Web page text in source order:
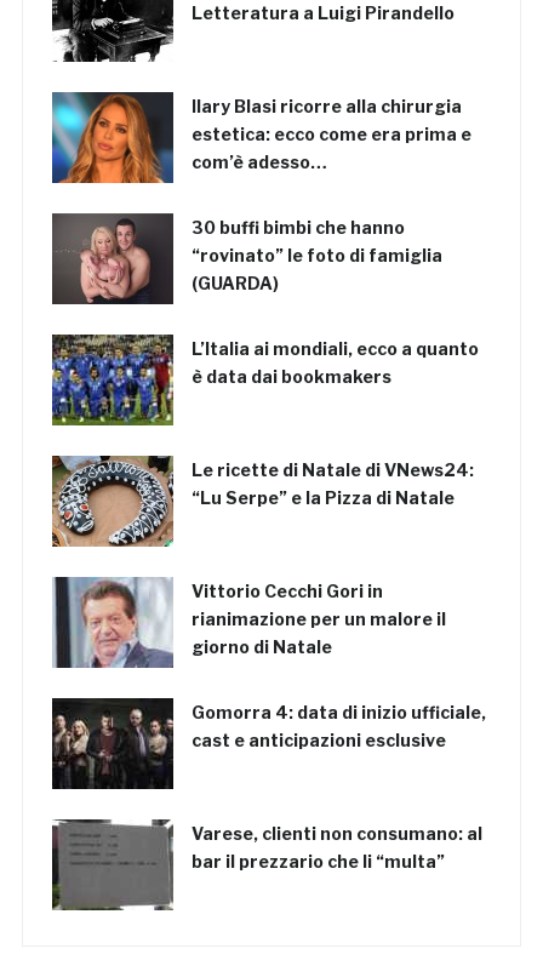
Letteratura a Luigi Pirandello
Ilary Blasi ricorre alla chirurgia
estetica: ecco come era prima e
com’è adesso…
30 buffi bimbi che hanno
“rovinato” le foto di famiglia
(GUARDA)
L’Italia ai mondiali, ecco a quanto
è data dai bookmakers
Le ricette di Natale di VNews24:
“Lu Serpe” e la Pizza di Natale
Vittorio Cecchi Gori in
rianimazione per un malore il
giorno di Natale
Gomorra 4: data di inizio ufficiale,
cast e anticipazioni esclusive
Varese, clienti non consumano: al
bar il prezzario che li “multa”